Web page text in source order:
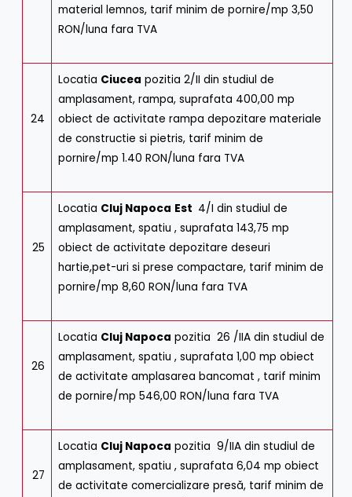
material lemnos, tarif minim de pornire/mp 3,50
RON/luna fara TVA
24
Locatia Ciucea pozitia 2/II din studiul de
amplasament, rampa, suprafata 400,00 mp
obiect de activitate rampa depozitare materiale
de constructie si pietris, tarif minim de
pornire/mp 1.40 RON/luna fara TVA
25
Locatia Cluj Napoca Est 4/I din studiul de
amplasament, spatiu , suprafata 143,75 mp
obiect de activitate depozitare deseuri
hartie,pet-uri si prese compactare, tarif minim de
pornire/mp 8,60 RON/luna fara TVA
26
Locatia Cluj Napoca pozitia 26 /IIA din studiul de
amplasament, spatiu , suprafata 1,00 mp obiect
de activitate amplasarea bancomat , tarif minim
de pornire/mp 546,00 RON/luna fara TVA
27
Locatia Cluj Napoca pozitia 9/IIA din studiul de
amplasament, spatiu , suprafata 6,04 mp obiect
de activitate comercializare presă, tarif minim de